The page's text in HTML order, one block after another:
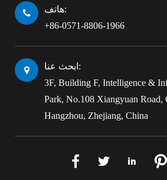
هاتف:
+86-0571-8806-1966
ابحث عنا:
3F, Building F, Intelligence &
Park, No.108 Xiangyuan Road,
Hangzhou, Zhejiang, China
   